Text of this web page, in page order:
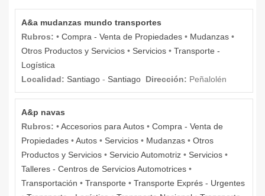
A&a mudanzas mundo transportes
Rubros: • Compra - Venta de Propiedades • Mudanzas •
Otros Productos y Servicios • Servicios • Transporte -
Logística
Localidad: Santiago - Santiago Dirección: Peñalolén
A&p navas
Rubros: •Accesorios para Autos • Compra - Venta de
Propiedades •Autos • Servicios • Mudanzas • Otros
Productos y Servicios • Servicio Automotriz • Servicios •
Talleres - Centros de Servicios Automotrices •
Transportación • Transporte • Transporte Exprés - Urgentes